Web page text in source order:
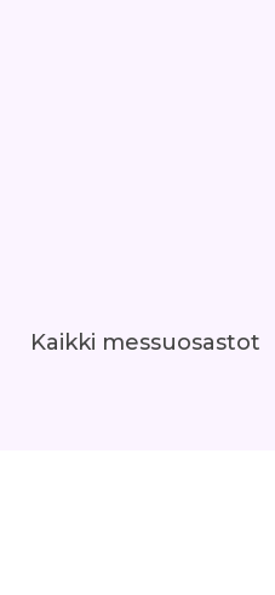
Kaikki messuosastot